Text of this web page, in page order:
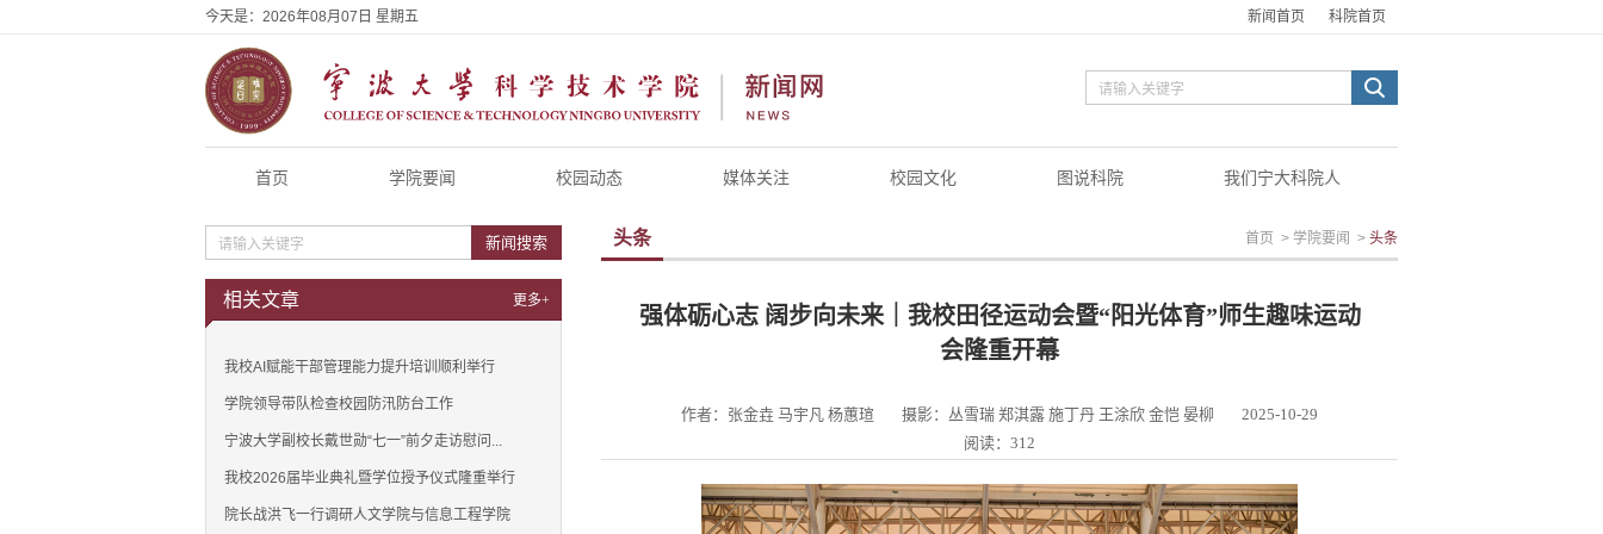
今天是： 2026年08月07日 星期五 新闻首页 科院首页
首页 学院要闻 校园动态 媒体关注 校园文化 图说科院 我们宁大科院人
新闻搜索
相关文章 更多+
我校AI赋能干部管理能力提升培训顺利举行
学院领导带队检查校园防汛防台工作
宁波大学副校长戴世勋“七一”前夕走访慰问...
我校2026届毕业典礼暨学位授予仪式隆重举行
院长战洪飞一行调研人文学院与信息工程学院
头条 首页 > 学院要闻 > 头条
强体砺心志 阔步向未来｜我校田径运动会暨“阳光体育”师生趣味运动
会隆重开幕
作者：张金垚 马宇凡 杨蕙瑄 摄影：丛雪瑞 郑淇露 施丁丹 王涂欣 金恺 晏柳
2025-10-29
阅读：312